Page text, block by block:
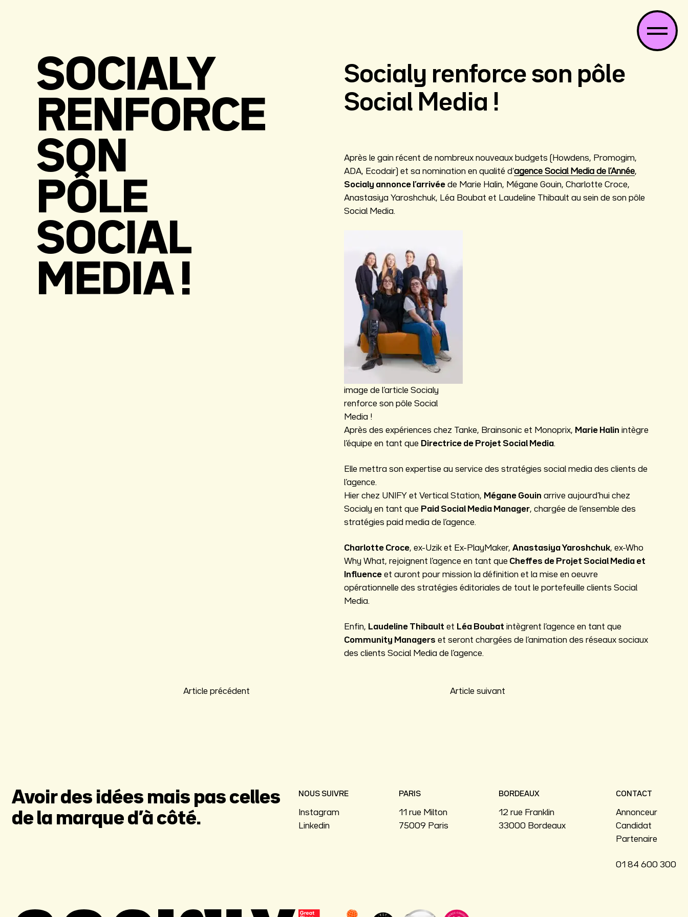
SOCIALY
RENFORCE
SON
PÔLE
SOCIAL
MEDIA !
Socialy renforce son pôle
Social Media !
Après le gain récent de nombreux nouveaux budgets (Howdens, Promogim,
ADA, Ecodair) et sa nomination en qualité d’agence Social Media de l’Année,
Socialy annonce l’arrivée de Marie Halin, Mégane Gouin, Charlotte Croce,
Anastasiya Yaroshchuk, Léa Boubat et Laudeline Thibault au sein de son pôle
Social Media.
image de l’article Socialy
renforce son pôle Social
Media !
Après des expériences chez Tanke, Brainsonic et Monoprix, Marie Halin intègre
l’équipe en tant que Directrice de Projet Social Media.
Elle mettra son expertise au service des stratégies social media des clients de
l’agence.
Hier chez UNIFY et Vertical Station, Mégane Gouin arrive aujourd’hui chez
Socialy en tant que Paid Social Media Manager, chargée de l’ensemble des
stratégies paid media de l’agence.
Charlotte Croce, ex-Uzik et Ex-PlayMaker, Anastasiya Yaroshchuk, ex-Who
Why What, rejoignent l’agence en tant que Cheffes de Projet Social Media et
Influence et auront pour mission la définition et la mise en oeuvre
opérationnelle des stratégies éditoriales de tout le portefeuille clients Social
Media.
Enfin, Laudeline Thibault et Léa Boubat intègrent l’agence en tant que
Community Managers et seront chargées de l’animation des réseaux sociaux
des clients Social Media de l’agence.
Article précédent Article suivant
Avoir des idées mais pas celles
de la marque d’à côté.
NOUS SUIVRE
Instagram
Linkedin
PARIS
11 rue Milton
75009 Paris
BORDEAUX
12 rue Franklin
33000 Bordeaux
CONTACT
Annonceur
Candidat
Partenaire
01 84 600 300